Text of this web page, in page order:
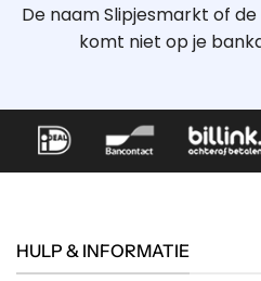
De naam Slipjesmarkt of
komt niet op je
HULP & INFORMATIE